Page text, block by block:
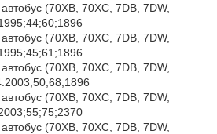
(70XB, 70XC, 7DB, 7DW,
(70XB, 70XC, 7DB, 7DW,
(70XB, 70XC, 7DB, 7DW,
(70XB, 70XC, 7DB, 7DW,
(70XB, 70XC, 7DB, 7DW,